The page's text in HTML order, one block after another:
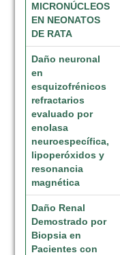
MICRONÚCLEOS
EN NEONATOS
DE RATA
Daño neuronal
en
esquizofrénicos
refractarios
evaluado por
enolasa
neuroespecífica,
lipoperóxidos y
resonancia
magnética
Daño Renal
Demostrado por
Biopsia en
Pacientes con